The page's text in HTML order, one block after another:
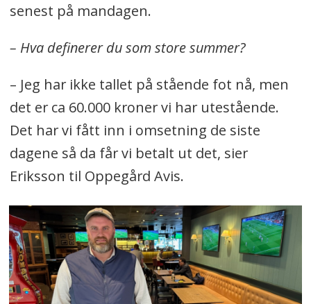
senest på mandagen.
– Hva definerer du som store summer?
– Jeg har ikke tallet på stående fot nå, men
det er ca 60.000 kroner vi har utestående.
Det har vi fått inn i omsetning de siste
dagene så da får vi betalt ut det, sier
Eriksson til Oppegård Avis.